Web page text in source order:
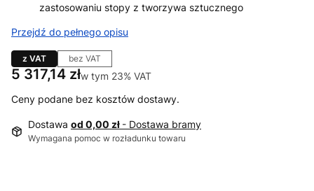
zastosowaniu stopy z tworzywa sztucznego
Przejdź do pełnego opisu
z VAT bez VAT
Cena
5 317,14 złw tym 23% VAT
w tym 23% VAT
Ceny podane bez kosztów dostawy.
Dostawa od 0,00 zł - Dostawa bramy
Wymagana pomoc w rozładunku towaru